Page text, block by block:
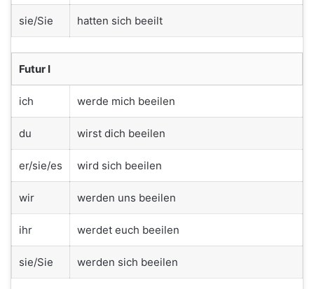
sie/Sie hatten sich beeilt
Futur I
ich werde mich beeilen
du wirst dich beeilen
er/sie/es wird sich beeilen
wir werden uns beeilen
ihr werdet euch beeilen
sie/Sie werden sich beeilen